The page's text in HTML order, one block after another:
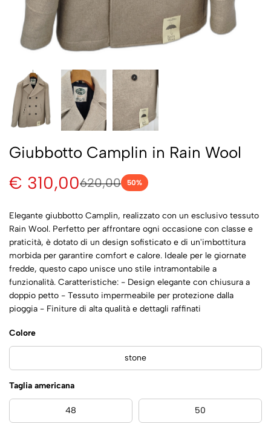
Giubbotto Camplin in Rain Wool
€ 310,00620,00 50%
Elegante giubbotto Camplin, realizzato con un esclusivo tessuto
Rain Wool. Perfetto per affrontare ogni occasione con classe e
praticità, è dotato di un design sofisticato e di un'imbottitura
morbida per garantire comfort e calore. Ideale per le giornate
fredde, questo capo unisce uno stile intramontabile a
funzionalità. Caratteristiche: - Design elegante con chiusura a
doppio petto - Tessuto impermeabile per protezione dalla
pioggia - Finiture di alta qualità e dettagli raffinati
Colore
stone
Taglia americana
48 50